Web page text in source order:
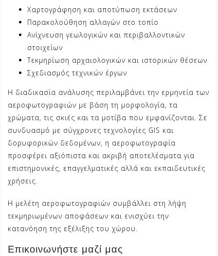
Χαρτογράφηση και αποτύπωση εκτάσεων
Παρακολούθηση αλλαγών στο τοπίο
Ανίχνευση γεωλογικών και περιβαλλοντικών
στοιχείων
Τεκμηρίωση αρχαιολογικών και ιστορικών θέσεων
Σχεδιασμός τεχνικών έργων
Η διαδικασία ανάλυσης περιλαμβάνει την ερμηνεία των
αεροφωτογραφιών με βάση τη μορφολογία, τα
χρώματα, τις σκιές και τα μοτίβα που εμφανίζονται. Σε
συνδυασμό με σύγχρονες τεχνολογίες GIS και
δορυφορικών δεδομένων, η αεροφωτογραφία
προσφέρει αξιόπιστα και ακριβή αποτελέσματα για
επιστημονικές, επαγγελματικές αλλά και εκπαιδευτικές
χρήσεις.
Η μελέτη αεροφωτογραφιών συμβάλλει στη λήψη
τεκμηριωμένων αποφάσεων και ενισχύει την
κατανόηση της εξέλιξης του χώρου.
Επικοινωνήστε μαζί μας